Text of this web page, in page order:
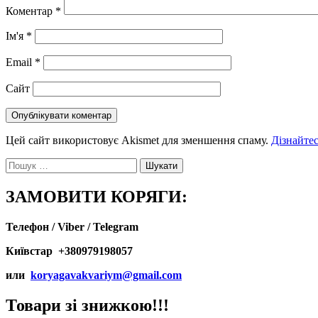
Коментар *
Ім'я *
Email *
Сайт
Цей сайт використовує Akismet для зменшення спаму.
Пошук:
ЗАМОВИТИ КОРЯГИ:
Телефон / Viber / Telegram
Київстар +380979198057
или koryagavakvariym@gmail.com
Товари зі знижкою!!!